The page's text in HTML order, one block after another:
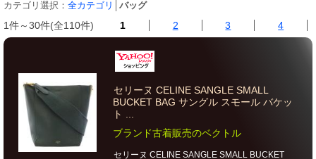
カテゴリ選択： 全カテゴリ バッグ
1件～30件(全110件) 1 2 3 4
セリーヌ CELINE SANGLE SMALL
BUCKET BAG サングル スモール バケッ
ト ...
ブランド古着販売のベクトル
セリーヌ CELINE SANGLE SMALL BUCKET